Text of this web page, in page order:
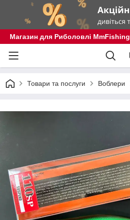
Магазин для Риболовлі MmFishing
Товари та послуги Воблери